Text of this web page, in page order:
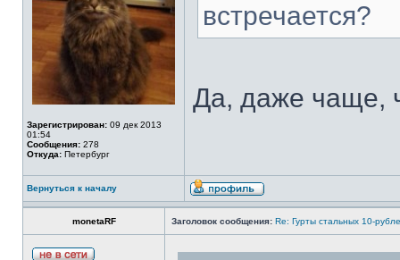
Зарегистрирован: 09 дек 2013
01:54
Сообщения: 278
Откуда: Петербург
встречается?
Да, даже чаще,
Вернуться к началу
monetaRF Заголовок сообщения: Re: Гурты стальных 10-